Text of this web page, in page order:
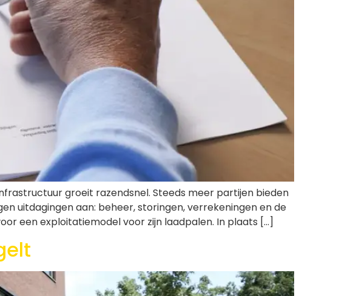
groeit razendsnel. Steeds meer partijen bieden
uitdagingen aan: beheer, storingen, verrekeningen en de
een exploitatiemodel voor zijn laadpalen. In plaats […]